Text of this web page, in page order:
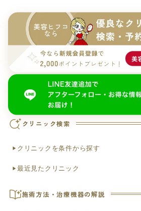
クリニック検索
クリニックを条件から探す
最近見たクリニック
施術方法・治療機器の解説